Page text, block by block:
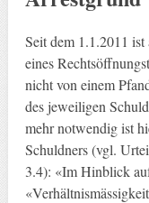
Seit dem 1.1.2011
eines
nicht von einem
des jeweiligen
mehr notwendig ist
Schuldners (vgl.
3.4): «Im Hinblick